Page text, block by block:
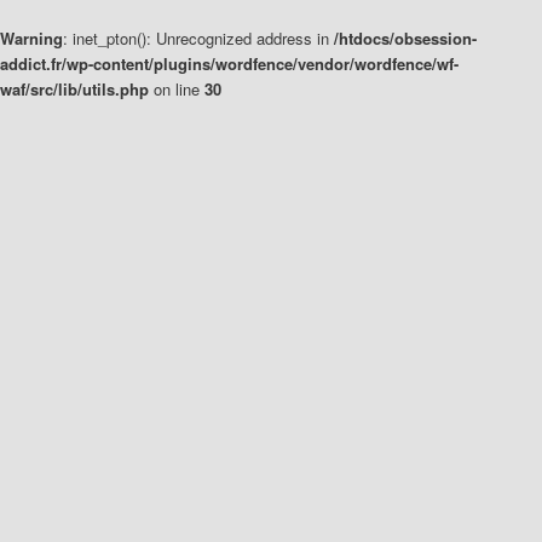
Warning: inet_pton(): Unrecognized address in /htdocs/obsession-
addict.fr/wp-content/plugins/wordfence/vendor/wordfence/wf-
waf/src/lib/utils.php on line 30